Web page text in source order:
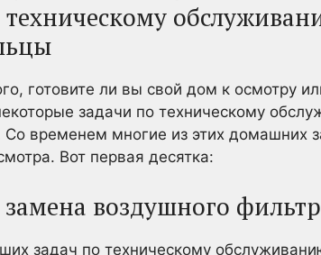
техническому
готовите ли вы свой дом к осмотру
задачи по техническому
Со временем многие из этих домашних
Вот первая десятка:
воздушного
задач по техническому